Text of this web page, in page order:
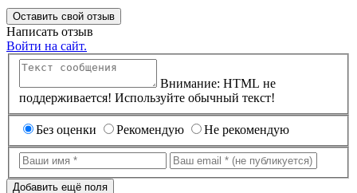
Оставить свой отзыв
Написать отзыв
Войти на сайт.
Внимание: HTML не
поддерживается! Используйте обычный текст!
Без оценки Рекомендую Не рекомендую
Добавить ещё поля